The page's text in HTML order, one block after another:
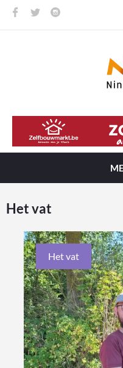
Het vat
Het vat